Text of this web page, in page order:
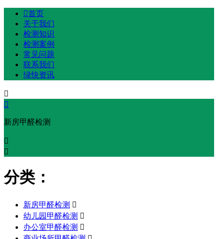
首页
关于我们
检测知识
检测案例
常见问题
联系我们
绿快资讯


新房甲醛检测


分类：
新房甲醛检测 
幼儿园甲醛检测 
办公室甲醛检测 